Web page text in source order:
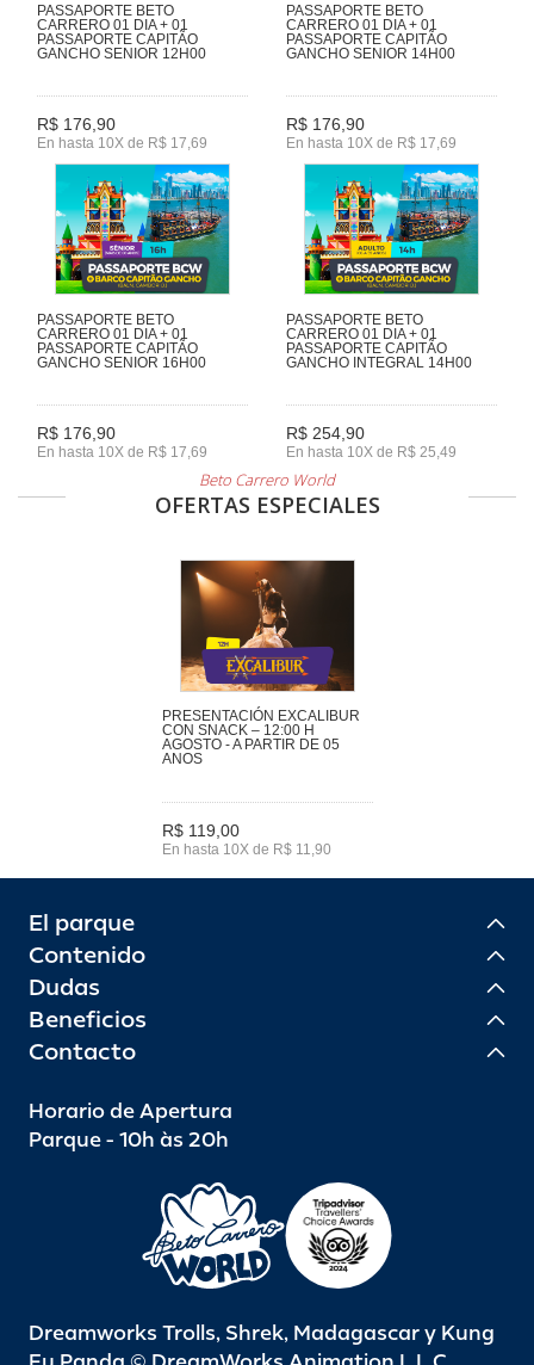
PASSAPORTE BETO
CARRERO 01 DIA + 01
PASSAPORTE CAPITÃO
GANCHO SENIOR 12H00
R$ 176,90
En hasta 10X de R$ 17,69
PASSAPORTE BETO
CARRERO 01 DIA + 01
PASSAPORTE CAPITÃO
GANCHO SENIOR 14H00
R$ 176,90
En hasta 10X de R$ 17,69
PASSAPORTE BETO
CARRERO 01 DIA + 01
PASSAPORTE CAPITÃO
GANCHO SENIOR 16H00
R$ 176,90
En hasta 10X de R$ 17,69
PASSAPORTE BETO
CARRERO 01 DIA + 01
PASSAPORTE CAPITÃO
GANCHO INTEGRAL 14H00
R$ 254,90
En hasta 10X de R$ 25,49
Beto Carrero World
OFERTAS ESPECIALES
PRESENTACIÓN EXCALIBUR
CON SNACK – 12:00 H
AGOSTO - A PARTIR DE 05
ANOS
R$ 119,00
En hasta 10X de R$ 11,90
El parque
Contenido
Dudas
Beneficios
Contacto
Horario de Apertura
Parque - 10h às 20h
Dreamworks Trolls, Shrek, Madagascar y Kung